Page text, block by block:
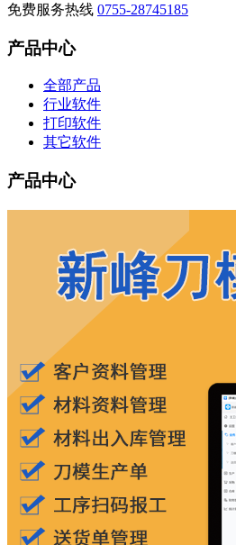
免费服务热线 0755-28745185
产品中心
全部产品
行业软件
打印软件
其它软件
产品中心